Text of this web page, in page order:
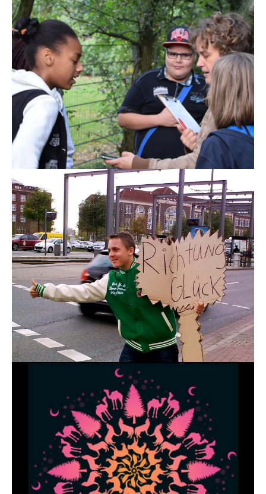
Heldenstück
Theater-Performance
Ein Ohr für Gröpelingen
Utopia - Aufbruch in die Utopie